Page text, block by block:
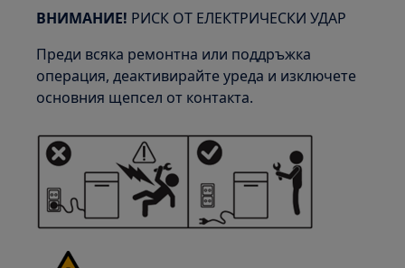
ВНИМАНИЕ! РИСК ОТ ЕЛЕКТРИЧЕСКИ УДАР
Преди всяка ремонтна или поддръжка
операция, деактивирайте уреда и изключете
основния щепсел от контакта.